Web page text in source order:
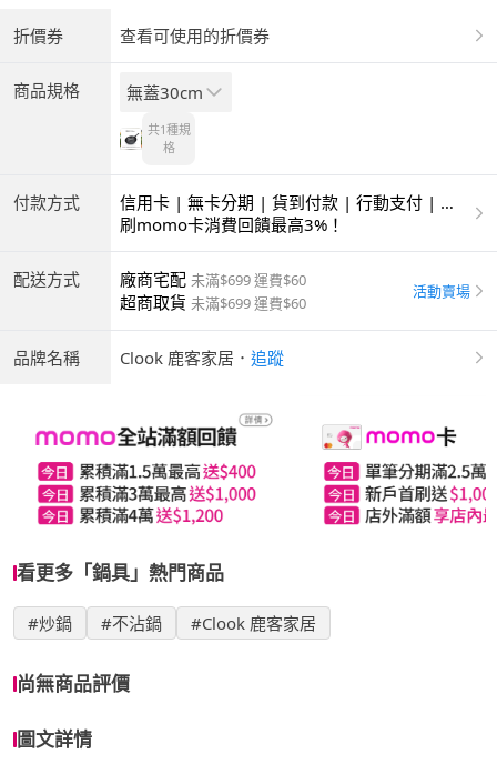
折價券 查看可使用的折價券
商品規格 無蓋30cm
共1種規
格
付款方式
信用卡 | 無卡分期 | 貨到付款 | 行動支付 | 超
商付款 | ATM | 銀聯卡
刷momo卡消費回饋最高3%！
配送方式 廠商宅配 未滿$699 運費$60
超商取貨 未滿$699 運費$60
活動賣場
品牌名稱 Clook 鹿客家居 ． 追蹤
看更多「鍋具」熱門商品
#炒鍋 #不沾鍋 #Clook 鹿客家居
尚無商品評價
圖文詳情